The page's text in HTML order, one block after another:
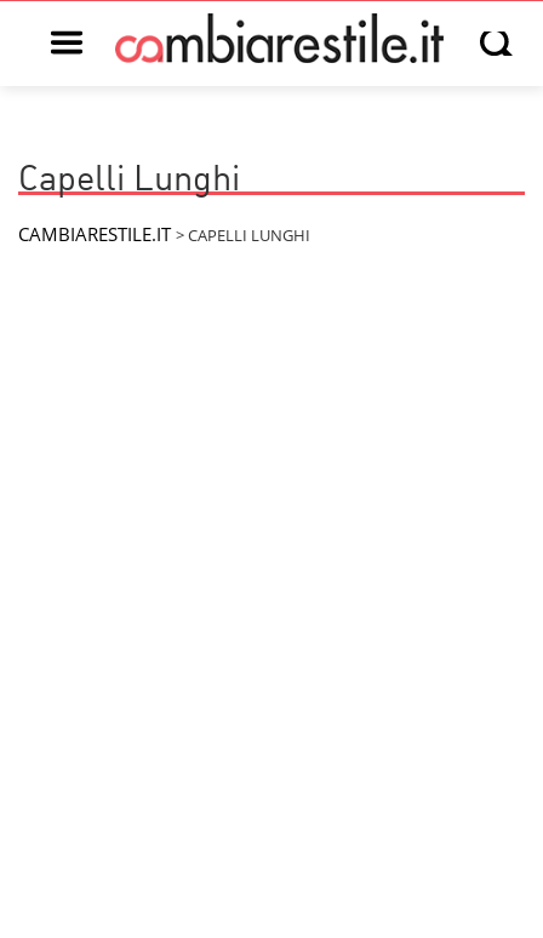
Open main menu Open
Capelli Lunghi
CAMBIARESTILE.IT >CAPELLI LUNGHI